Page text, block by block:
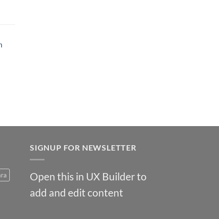
SIGNUP FOR NEWSLETTER
Open this in UX Builder to
add and edit content